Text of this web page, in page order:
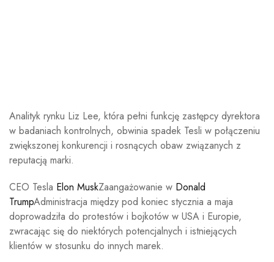
Analityk rynku Liz Lee, która pełni funkcję zastępcy dyrektora
w badaniach kontrolnych, obwinia spadek Tesli w połączeniu
zwiększonej konkurencji i rosnących obaw związanych z
reputacją marki.
CEO Tesla Elon MuskZaangażowanie w Donald
TrumpAdministracja między pod koniec stycznia a maja
doprowadziła do protestów i bojkotów w USA i Europie,
zwracając się do niektórych potencjalnych i istniejących
klientów w stosunku do innych marek.